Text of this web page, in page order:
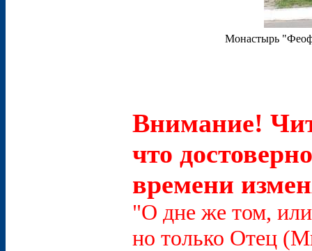
Монастырь
Внимание!
что
времени
"О дне же том,
но только Отец